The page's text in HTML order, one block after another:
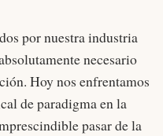
por nuestra industria
necesario
Hoy nos enfrentamos
de paradigma en la
pasar de la